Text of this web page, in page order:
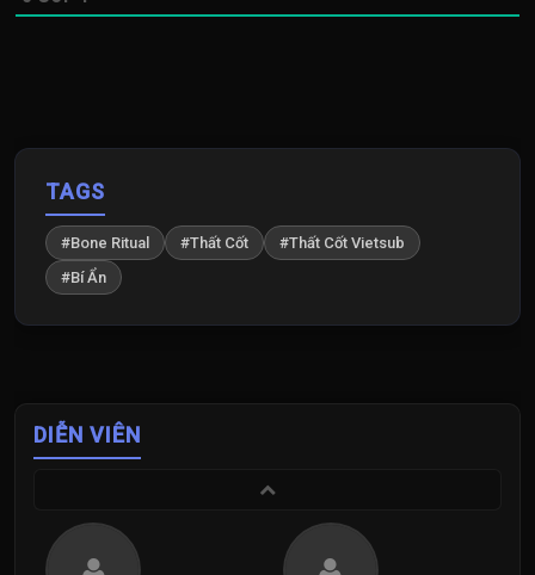
TAGS
#Bone Ritual #Thất Cốt
#Thất Cốt Vietsub
#Bí Ẩn
DIỄN VIÊN